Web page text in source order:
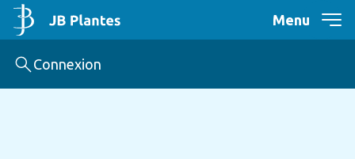
Menu
Connexion